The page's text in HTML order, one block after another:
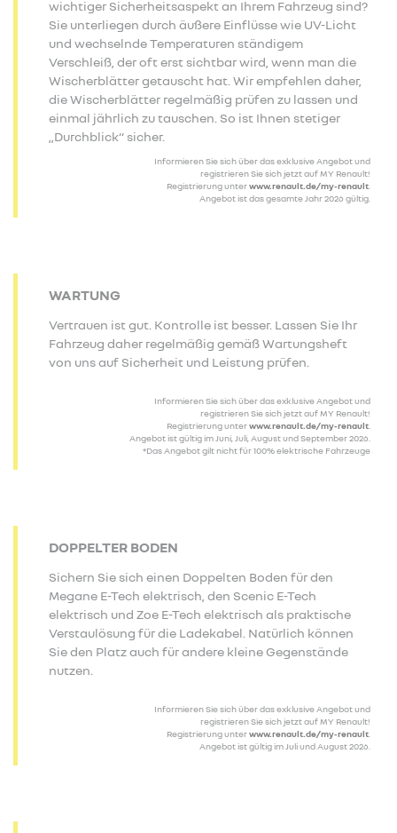
wichtiger Sicherheitsaspekt an Ihrem Fahrzeug sind?
Sie unterliegen durch äußere Einflüsse wie UV-Licht
und wechselnde Temperaturen ständigem
Verschleiß, der oft erst sichtbar wird, wenn man die
Wischerblätter getauscht hat. Wir empfehlen daher,
die Wischerblätter regelmäßig prüfen zu lassen und
einmal jährlich zu tauschen. So ist Ihnen stetiger
„Durchblick“ sicher.
Informieren Sie sich über das exklusive Angebot und
registrieren Sie sich jetzt auf MY Renault!
Registrierung unterwww.renault.de/my-renault
Angebot ist das gesamte Jahr 2026 gültig.
WARTUNG
Vertrauen ist gut. Kontrolle ist besser. Lassen Sie Ihr
Fahrzeug daher regelmäßig gemäß Wartungsheft
von uns auf Sicherheit und Leistung prüfen.
Informieren Sie sich über das exklusive Angebot und
registrieren Sie sich jetzt auf MY Renault!
Registrierung unterwww.renault.de/my-renault
Angebot ist gültig im Juni, Juli, August und September 2026.
*Das Angebot gilt nicht für 100% elektrische Fahrzeuge
DOPPELTER BODEN
Sichern Sie sich einen Doppelten Boden für den
Megane E-Tech elektrisch, den Scenic E-Tech
elektrisch und Zoe E-Tech elektrisch als praktische
Verstaulösung für die Ladekabel. Natürlich können
Sie den Platz auch für andere kleine Gegenstände
nutzen.
Informieren Sie sich über das exklusive Angebot und
registrieren Sie sich jetzt auf MY Renault!
Registrierung unterwww.renault.de/my-renault
Angebot ist gültig im Juli und August 2026.